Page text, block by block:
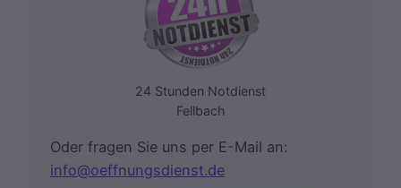
24 Stunden Notdienst
Fellbach
Oder fragen Sie uns per E-Mail an:
info@oeffnungsdienst.de